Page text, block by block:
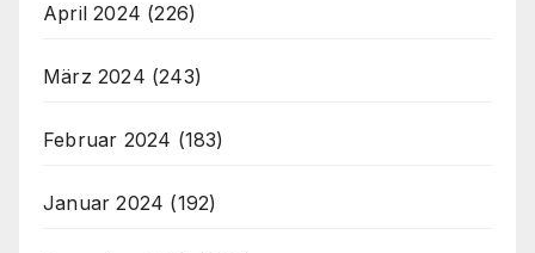
April 2024 (226)
März 2024 (243)
Februar 2024 (183)
Januar 2024 (192)